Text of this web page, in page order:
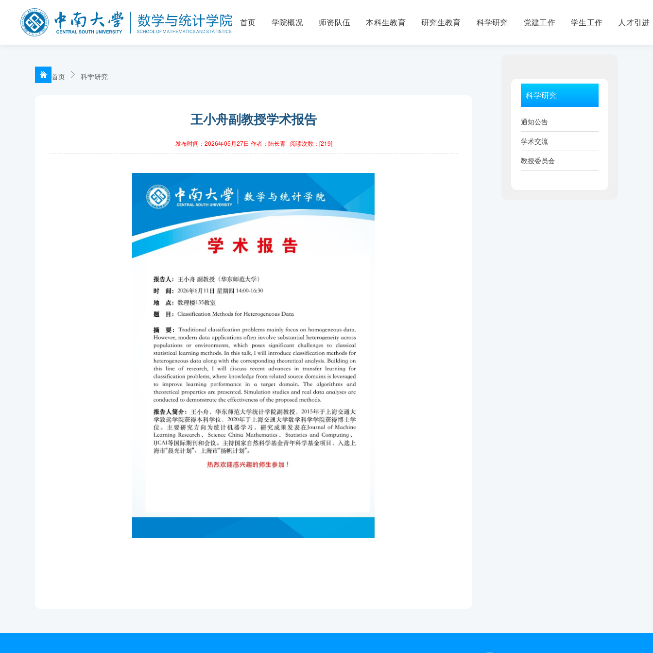
首页 学院概况 师资队伍 本科生教育 研究生教育 科学研究 党建工作 学生工作 人才引进
首页 科学研究
王小舟副教授学术报告
发布时间：2026年05月27日 作者：陆长青 阅读次数：[219]
科学研究
通知公告
学术交流
教授委员会